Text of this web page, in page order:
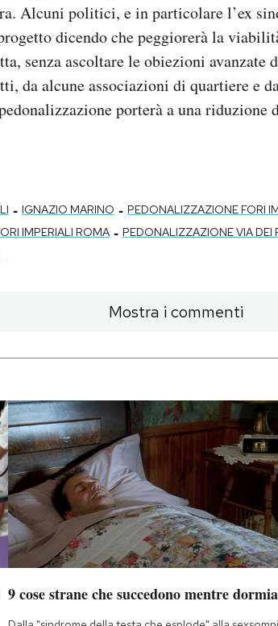
Alcuni politici, e in particolare l’ex
dicendo che peggiorerà la
senza ascoltare le obiezioni
da alcune associazioni di quartiere e
porterà a una riduzione
- IGNAZIO MARINO - PEDONALIZZAZIONE FORI
IMPERIALI ROMA - PEDONALIZZAZIONE VIA DEI
Mostra i commenti
9 cose strane che succedono mentre